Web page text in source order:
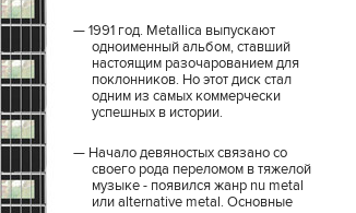
1991 год. Metallica выпускают
одноименный альбом, ставший
настоящим разочарованием для
поклонников. Но этот диск стал
одним из самых коммерчески
успешных в истории.
Начало девяностых связано со
своего рода переломом в тяжелой
музыке - появился жанр nu metal
или alternative metal. Основные